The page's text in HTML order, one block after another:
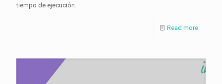
tiempo de ejecución.
Read more